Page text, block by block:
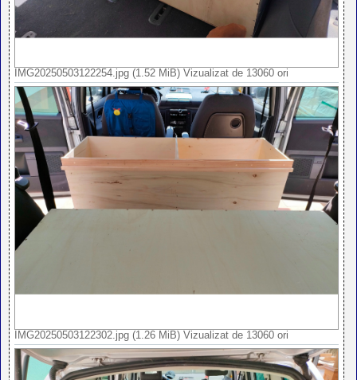
IMG20250503122254.jpg (1.52 MiB) Vizualizat de 13060 ori
IMG20250503122302.jpg (1.26 MiB) Vizualizat de 13060 ori